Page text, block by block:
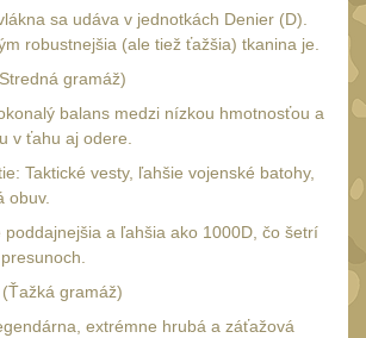
34
sa udáva v jednotkách Denier (D).
robustnejšia (ale tiež ťažšia) tkanina je.
gramáž)
balans medzi nízkou hmotnosťou a
v ťahu aj odere.
Taktické vesty, ľahšie vojenské batohy,
obuv.
poddajnejšia a ľahšia ako 1000D, čo šetrí
gramáž)
extrémne hrubá a záťažová